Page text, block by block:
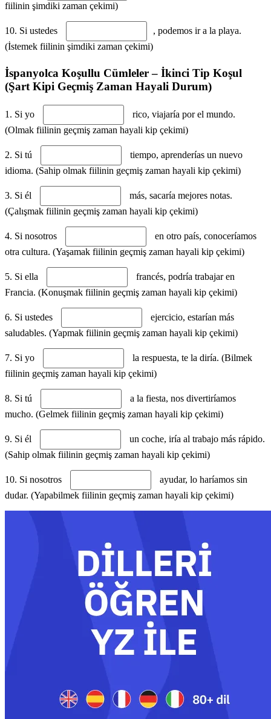
fiilinin şimdiki zaman çekimi)
10. Si ustedes
, podemos ir a la playa.
(İstemek fiilinin şimdiki zaman çekimi)
İspanyolca Koşullu Cümleler – İkinci Tip Koşul
(Şart Kipi Geçmiş Zaman Hayali Durum)
1. Si yo
rico, viajaría por el mundo.
(Olmak fiilinin geçmiş zaman hayali kip çekimi)
2. Si tú
tiempo, aprenderías un nuevo
idioma. (Sahip olmak fiilinin geçmiş zaman hayali kip çekimi)
3. Si él
más, sacaría mejores notas.
(Çalışmak fiilinin geçmiş zaman hayali kip çekimi)
4. Si nosotros
en otro país, conoceríamos
otra cultura. (Yaşamak fiilinin geçmiş zaman hayali kip çekimi)
5. Si ella
francés, podría trabajar en
Francia. (Konuşmak fiilinin geçmiş zaman hayali kip çekimi)
6. Si ustedes
ejercicio, estarían más
saludables. (Yapmak fiilinin geçmiş zaman hayali kip çekimi)
7. Si yo
la respuesta, te la diría. (Bilmek
fiilinin geçmiş zaman hayali kip çekimi)
8. Si tú
a la fiesta, nos divertiríamos
mucho. (Gelmek fiilinin geçmiş zaman hayali kip çekimi)
9. Si él
un coche, iría al trabajo más rápido.
(Sahip olmak fiilinin geçmiş zaman hayali kip çekimi)
10. Si nosotros
ayudar, lo haríamos sin
dudar. (Yapabilmek fiilinin geçmiş zaman hayali kip çekimi)